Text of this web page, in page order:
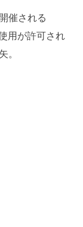
催される
用が許可され
。